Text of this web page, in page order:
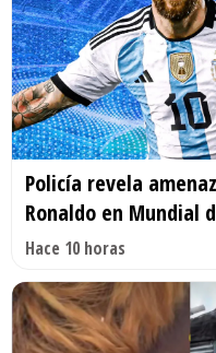
Policía revela
Ronaldo en Mundial
Hace 10 horas